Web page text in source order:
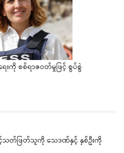
ကို စစ်ရာဇဝတ်မှုဖြင့် စွပ်စွဲ
င့်သတ်ဖြတ်သူကို သေဒဏ်နှင့် နှစ်ဦးကို